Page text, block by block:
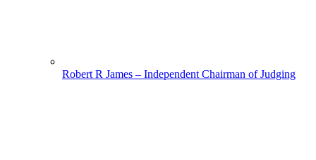
Robert R James – Independent Chairman of Judging